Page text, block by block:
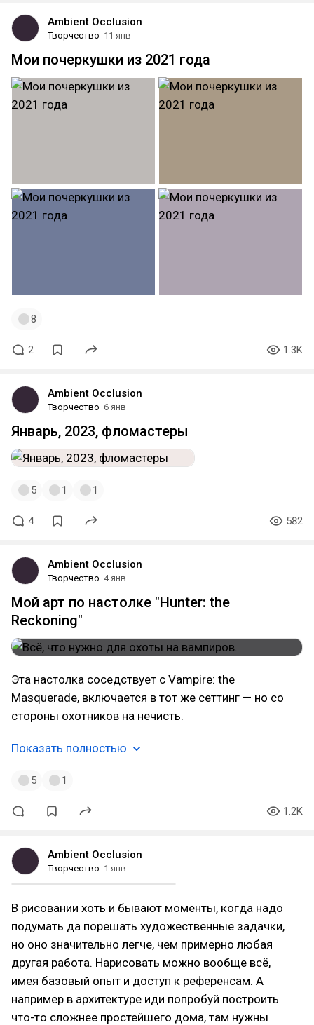
Ambient Occlusion
Творчество 11 янв
Мои почеркушки из 2021 года
8
2 1.3K
Ambient Occlusion
Творчество 6 янв
Январь, 2023, фломастеры
5 1 1
4 582
Ambient Occlusion
Творчество 4 янв
Мой арт по настолке "Hunter: the
Reckoning"
Эта настолка соседствует с Vampire: the
Masquerade, включается в тот же сеттинг — но со
стороны охотников на нечисть.
Показать полностью
5 1
1.2K
Ambient Occlusion
Творчество 1 янв
В рисовании хоть и бывают моменты, когда надо
подумать да порешать художественные задачки,
но оно значительно легче, чем примерно любая
другая работа. Нарисовать можно вообще всё,
имея базовый опыт и доступ к референсам. А
например в архитектуре иди попробуй построить
что-то сложнее простейшего дома, там нужны